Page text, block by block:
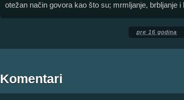
otežan način govora kao što su; mrmljanje, brbljanje i
pre 16 godina
Komentari